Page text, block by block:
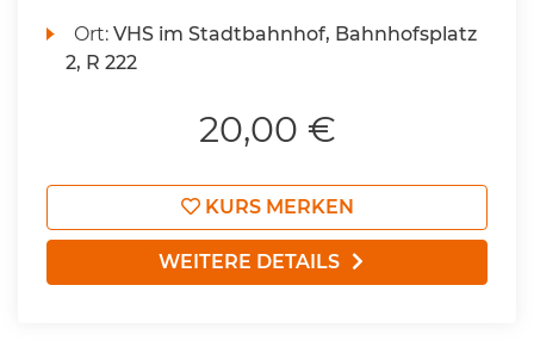
Ort:VHS im Stadtbahnhof, Bahnhofsplatz
2, R 222
20,00 €
KURS MERKEN
WEITERE DETAILS